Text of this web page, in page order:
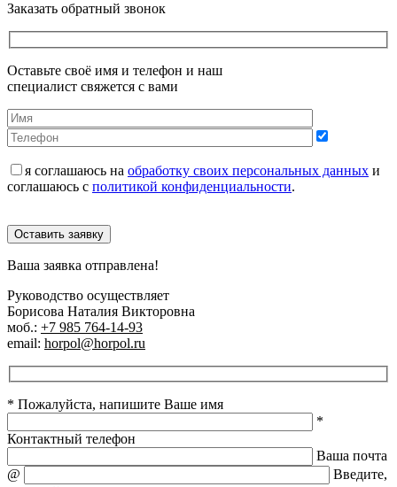
Заказать обратный звонок
Оставьте своё имя и телефон и наш
специалист свяжется с вами
я соглашаюсь на обработку своих персональных данных и
соглашаюсь с политикой конфиденциальности.
Оставить заявку
Ваша заявка отправлена!
Руководство осуществляет
Борисова Наталия Викторовна
моб.: +7 985 764-14-93
email: horpol@horpol.ru
* Пожалуйста, напишите Ваше имя
*
Контактный телефон
Ваша почта
@
Введите,